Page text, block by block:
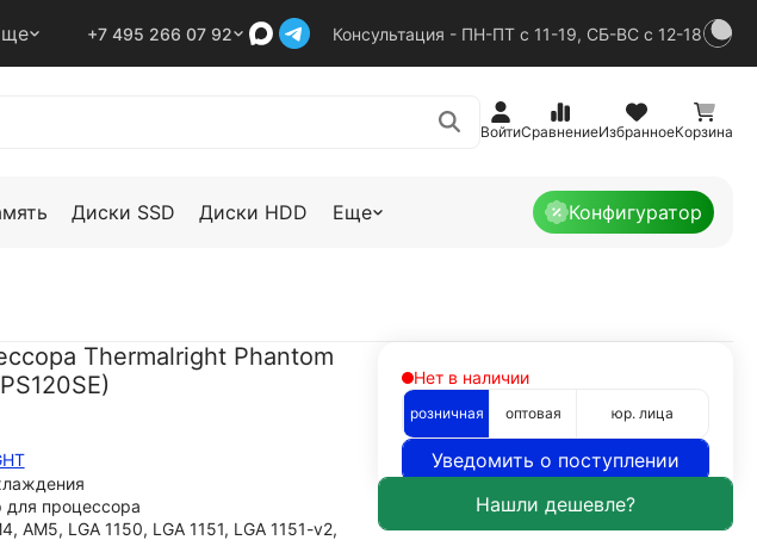
+7 495 266 07 92 Консультация - ПН-ПТ с 11-19, СБ-ВС с 12-18
ВойтиСравнениеИзбранноеКорзина
Диски SSD Диски HDD Еще Конфигуратор
Thermalright Phantom
для процессора
AM5, LGA 1150, LGA 1151, LGA 1151-v2,
Нет в наличии
розничная оптовая юр. лица
Уведомить о поступлении